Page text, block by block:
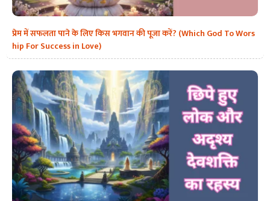
प्रेम में सफलता पाने के लिए किस भगवान की पूजा करें? (Which God To Wors
hip For Success in Love)